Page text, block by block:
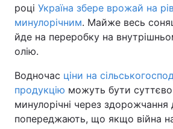
році Україна збере врожай на
минулорічним. Майже весь
йде на переробку на
олію.
Водночас ціни на
продукцію можуть бути
минулорічні через здорожчання
попереджають, що якщо війна